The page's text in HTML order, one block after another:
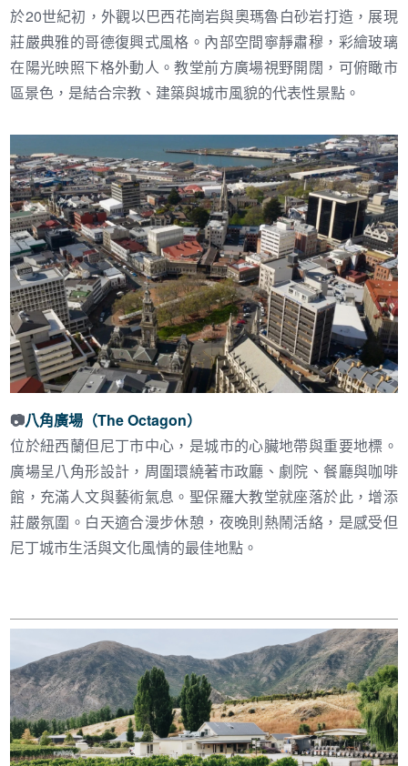
於20世紀初，外觀以巴西花崗岩與奧瑪魯白砂岩打造，展現
莊嚴典雅的哥德復興式風格。內部空間寧靜肅穆，彩繪玻璃
在陽光映照下格外動人。教堂前方廣場視野開闊，可俯瞰市
區景色，是結合宗教、建築與城市風貌的代表性景點。
📷八角廣場（The Octagon）
位於紐西蘭但尼丁市中心，是城市的心臟地帶與重要地標。
廣場呈八角形設計，周圍環繞著市政廳、劇院、餐廳與咖啡
館，充滿人文與藝術氣息。聖保羅大教堂就座落於此，增添
莊嚴氛圍。白天適合漫步休憩，夜晚則熱鬧活絡，是感受但
尼丁城市生活與文化風情的最佳地點。